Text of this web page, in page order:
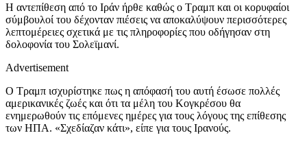
Η αντεπίθεση από το Ιράν ήρθε καθώς ο Τραμπ και οι κορυφαίοι
σύμβουλοί του δέχονταν πιέσεις να αποκαλύψουν περισσότερες
λεπτομέρειες σχετικά με τις πληροφορίες που οδήγησαν στη
δολοφονία του Σολεϊμανί.
Advertisement
Ο Τραμπ ισχυρίστηκε πως η απόφασή του αυτή έσωσε πολλές
αμερικανικές ζωές και ότι τα μέλη του Κογκρέσου θα
ενημερωθούν τις επόμενες ημέρες για τους λόγους της επίθεσης
των ΗΠΑ. «Σχεδίαζαν κάτι», είπε για τους Ιρανούς.